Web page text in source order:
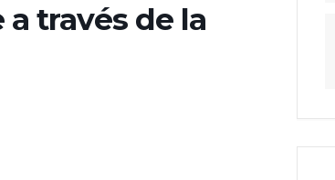
a través de la